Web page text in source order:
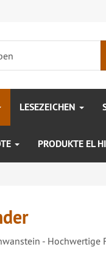
LESEZEICHEN
PRODUKTE EL
- Hochwertige